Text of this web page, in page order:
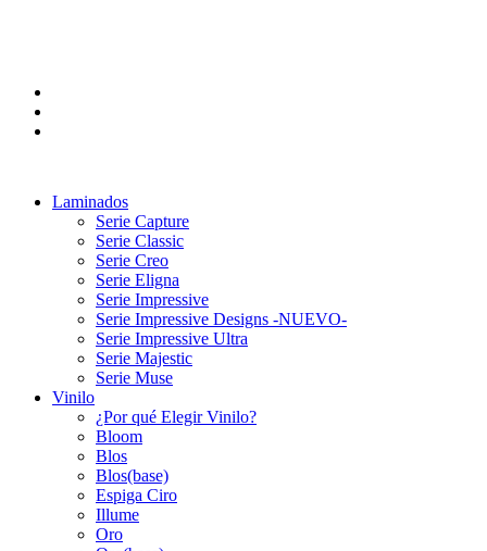
Laminados
Serie Capture
Serie Classic
Serie Creo
Serie Eligna
Serie Impressive
Serie Impressive Designs -NUEVO-
Serie Impressive Ultra
Serie Majestic
Serie Muse
Vinilo
¿Por qué Elegir Vinilo?
Bloom
Blos
Blos(base)
Espiga Ciro
Illume
Oro